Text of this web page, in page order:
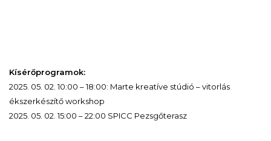
Kísérőprogramok:
2025. 05. 02. 10:00 – 18:00: Marte kreatíve stúdió – vitorlás
ékszerkészítő workshop
2025. 05. 02. 15:00 – 22:00 SPICC Pezsgőterasz